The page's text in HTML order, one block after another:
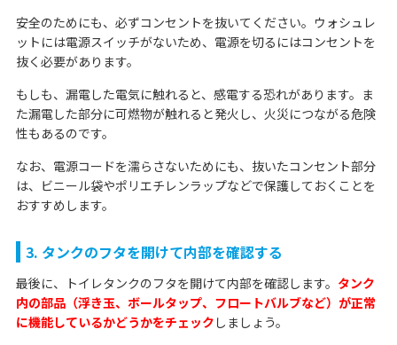
安全のためにも、必ずコンセントを抜いてください。ウォシュレ
ットには電源スイッチがないため、電源を切るにはコンセントを
抜く必要があります。
もしも、漏電した電気に触れると、感電する恐れがあります。ま
た漏電した部分に可燃物が触れると発火し、火災につながる危険
性もあるのです。
なお、電源コードを濡らさないためにも、抜いたコンセント部分
は、ビニール袋やポリエチレンラップなどで保護しておくことを
おすすめします。
3. タンクのフタを開けて内部を確認する
最後に、トイレタンクのフタを開けて内部を確認します。 タンク
内の部品（浮き玉、ボールタップ、フロートバルブなど）が正常
に機能しているかどうかをチェック しましょう。